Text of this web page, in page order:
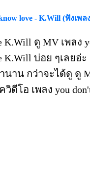
love - K.Will (ฟังเพล
K.Will ดู MV เพลง
K.Will บ่อย ๆเลยอ่
นาน กว่าจะได้ดู ดู
ดีโอ เพลง you